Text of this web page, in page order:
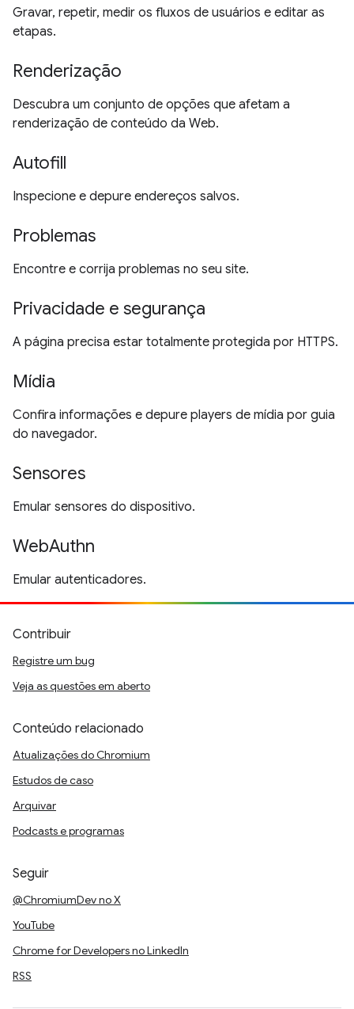
Gravar, repetir, medir os fluxos de usuários e editar as
etapas.
Renderização
Descubra um conjunto de opções que afetam a
renderização de conteúdo da Web.
Autofill
Inspecione e depure endereços salvos.
Problemas
Encontre e corrija problemas no seu site.
Privacidade e segurança
A página precisa estar totalmente protegida por HTTPS.
Mídia
Confira informações e depure players de mídia por guia
do navegador.
Sensores
Emular sensores do dispositivo.
WebAuthn
Emular autenticadores.
Contribuir
Registre um bug
Veja as questões em aberto
Conteúdo relacionado
Atualizações do Chromium
Estudos de caso
Arquivar
Podcasts e programas
Seguir
@ChromiumDev no X
YouTube
Chrome for Developers no LinkedIn
RSS